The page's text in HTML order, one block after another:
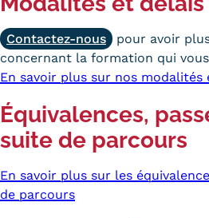
Contactez-nous
pour avoir
concernant la formation qui
En savoir plus sur nos modalités
Équivalences,
suite de parcours
En savoir plus sur les
de parcours